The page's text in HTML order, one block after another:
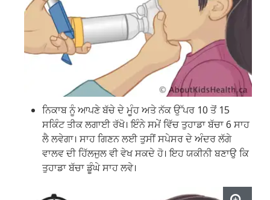
ਨਿਕਾਬ ਨੂੰ ਆਪਣੇ ਬੱਚੇ ਦੇ ਮੂੰਹ ਅਤੇ ਨੱਕ ਉੱਪਰ 10 ਤੋਂ 15
ਸਕਿੰਟ ਤੀਕ ਲਗਾਈ ਰੱਖੋ। ਇੰਨੇ ਸਮੇਂ ਵਿੱਚ ਤੁਹਾਡਾ ਬੱਚਾ 6 ਸਾਹ
ਲੈ ਲਵੇਗਾ। ਸਾਹ ਗਿਣਨ ਲਈ ਤੁਸੀਂ ਸਪੇਸਰ ਦੇ ਅੰਦਰ ਲੱਗੇ
ਵਾਲਵ ਦੀ ਹਿੱਲਜੁਲ ਵੀ ਵੇਖ ਸਕਦੇ ਹੋ। ਇਹ ਯਕੀਨੀ ਬਣਾਉ ਕਿ
ਤੁਹਾਡਾ ਬੱਚਾ ਡੂੰਘੇ ਸਾਹ ਲਵੇ।